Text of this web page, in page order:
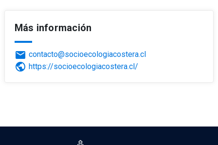
Más información
email contacto@socioecologiacostera.cl
public https://socioecologiacostera.cl/